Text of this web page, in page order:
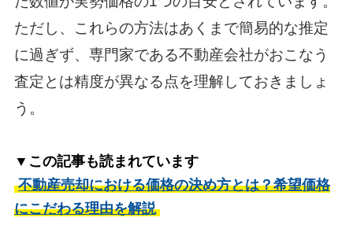
ただし、これらの方法はあくまで簡易的な推定
に過ぎず、専門家である不動産会社がおこなう
査定とは精度が異なる点を理解しておきましょ
う。
▼この記事も読まれています
不動産売却における価格の決め方とは？希望価格
にこだわる理由を解説